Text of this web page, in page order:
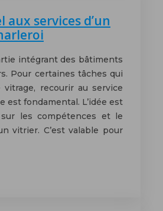
aux services d’un
intégrant des bâtiments
Pour certaines tâches qui
recourir au service
est fondamental. L’idée est
sur les compétences et le
vitrier. C’est valable pour